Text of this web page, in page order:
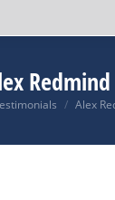
Redmind
sich hier:Alex